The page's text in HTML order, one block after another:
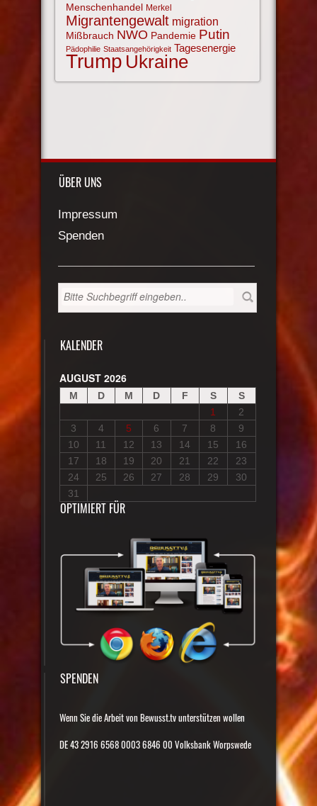
Menschenhandel Merkel
Migrantengewalt migration
Mißbrauch NWO Pandemie Putin
Pädophilie Staatsangehörigkeit Tagesenergie
Trump Ukraine
ÜBER UNS
Impressum
Spenden
KALENDER
AUGUST 2026
M D M D F S
S
1
2
3
4 5 6 7 8
9
10
11 12 13 14 15
16
17
18 19 20 21 22
23
24
25 26 27 28 29
30
31
OPTIMIERT FÜR
SPENDEN
Wenn Sie die Arbeit von Bewusst.tv unterstützen wollen
DE 43 2916 6568 0003 6846 00 Volksbank Worpswede